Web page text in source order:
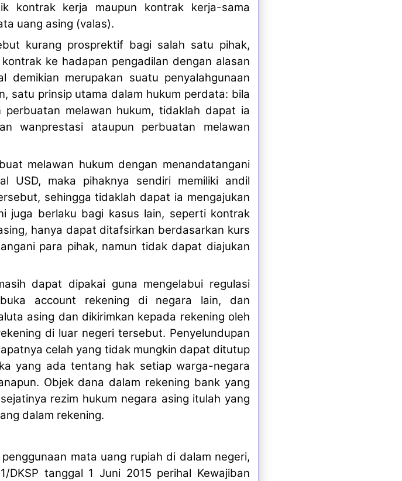
kontrak kerja maupun kontrak kerja-sama
uang asing (valas).
kurang prosprektif bagi salah satu pihak,
ke hadapan pengadilan dengan alasan
demikian merupakan suatu penyalahgunaan
satu prinsip utama dalam hukum perdata: bila
melawan hukum, tidaklah dapat ia
wanprestasi ataupun perbuatan melawan
melawan hukum dengan menandatangani
USD, maka pihaknya sendiri memiliki andil
sehingga tidaklah dapat ia mengajukan
juga berlaku bagi kasus lain, seperti kontrak
hanya dapat ditafsirkan berdasarkan kurs
para pihak, namun tidak dapat diajukan
dapat dipakai guna mengelabui regulasi
account rekening di negara lain, dan
asing dan dikirimkan kepada rekening oleh
di luar negeri tersebut. Penyelundupan
celah yang tidak mungkin dapat ditutup
yang ada tentang hak setiap warga-negara
Objek dana dalam rekening bank yang
rezim hukum negara asing itulah yang
dalam rekening.
mata uang rupiah di dalam negeri,
DKSP tanggal 1 Juni 2015 perihal Kewajiban